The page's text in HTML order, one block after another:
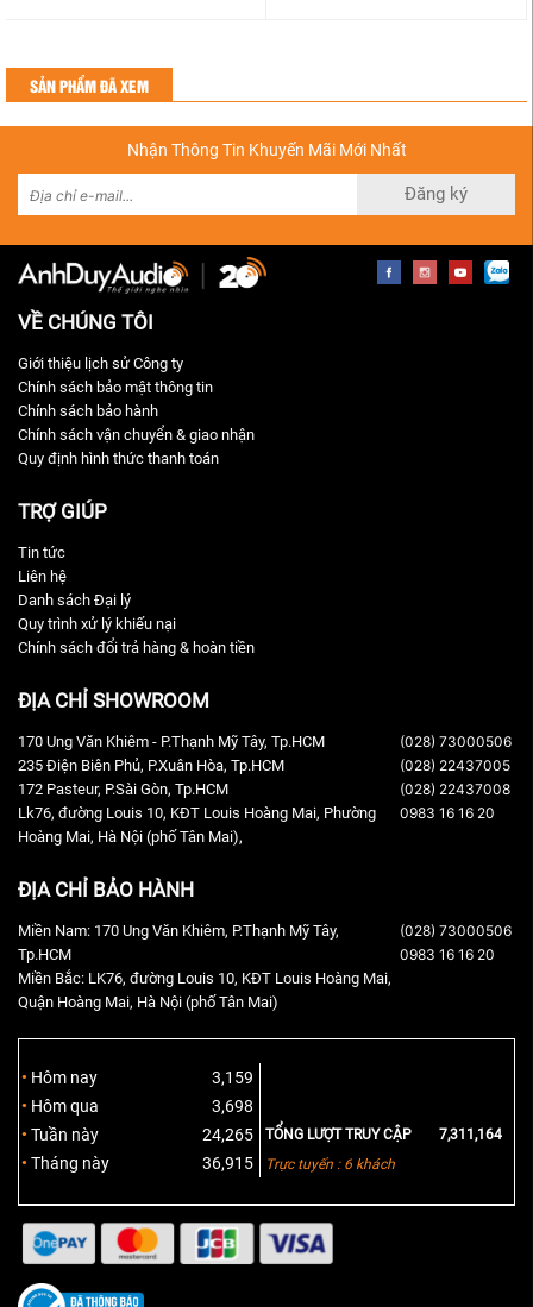
SẢN PHẨM ĐÃ XEM
Nhận Thông Tin Khuyến Mãi Mới Nhất
Đăng ký
VỀ CHÚNG TÔI
Giới thiệu lịch sử Công ty
Chính sách bảo mật thông tin
Chính sách bảo hành
Chính sách vận chuyển & giao nhận
Quy định hình thức thanh toán
TRỢ GIÚP
Tin tức
Liên hệ
Danh sách Đại lý
Quy trình xử lý khiếu nại
Chính sách đổi trả hàng & hoàn tiền
ĐỊA CHỈ SHOWROOM
170 Ung Văn Khiêm - P.Thạnh Mỹ Tây, Tp.HCM
235 Điện Biên Phủ, P.Xuân Hòa, Tp.HCM
172 Pasteur, P.Sài Gòn, Tp.HCM
Lk76, đường Louis 10, KĐT Louis Hoàng Mai, Phường
Hoàng Mai, Hà Nội (phố Tân Mai),
(028) 73000506
(028) 22437005
(028) 22437008
0983 16 16 20
ĐỊA CHỈ BẢO HÀNH
Miền Nam: 170 Ung Văn Khiêm, P.Thạnh Mỹ Tây,
Tp.HCM
Miền Bắc: LK76, đường Louis 10, KĐT Louis Hoàng Mai,
Quận Hoàng Mai, Hà Nội (phố Tân Mai)
(028) 73000506
0983 16 16 20
Hôm nay
3,159
Hôm qua
3,698
Tuần này
24,265
Tháng này
36,915
TỔNG LƯỢT TRUY CẬP
7,311,164
Trực tuyến : 6 khách